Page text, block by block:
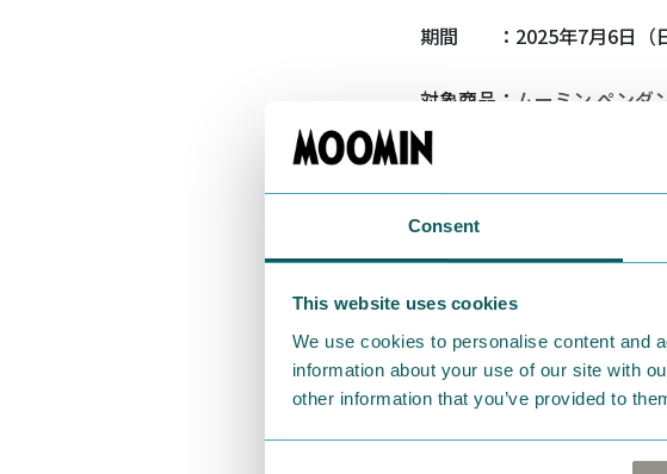
Consent
This website uses cookies
We use cookies to personalise content and
information about your use of our site with
other information that you’ve provided to
期間 ：2025年7月6日（日
対象商品： ムーミン ペンダ
ムーミン 結婚指